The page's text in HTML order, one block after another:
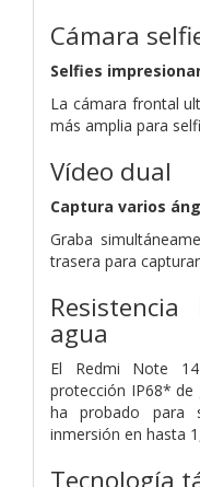
Cámara
Selfies
La cámara frontal
más amplia para
Vídeo dual
Captura varios
Graba
trasera para
agua
El Redmi Note
protección IP68* de
ha probado para
inmersión en hasta
Tecnología